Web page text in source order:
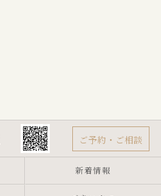
ご予約・ご相談
新着情報